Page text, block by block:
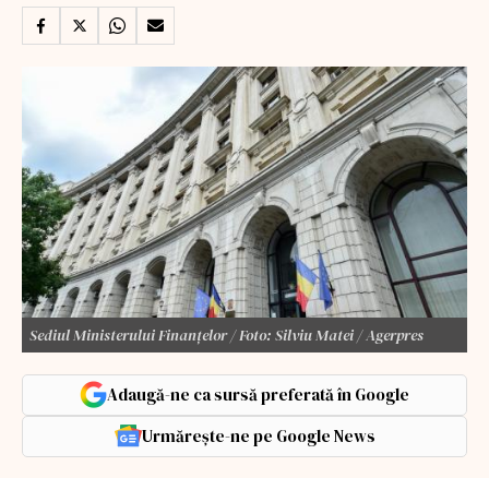
Sediul Ministerului Finanțelor / Foto: Silviu Matei / Agerpres
Adaugă-ne ca sursă preferată în Google
Urmărește-ne pe Google News